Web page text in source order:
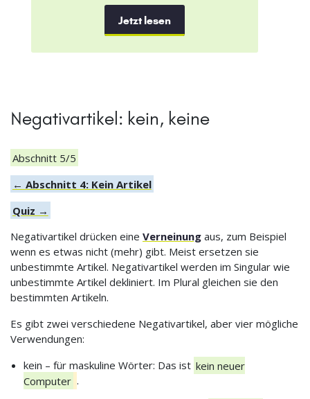
Jetzt lesen
Negativartikel: kein, keine
Abschnitt 5/5
← Abschnitt 4: Kein Artikel
Quiz →
Negativartikel drücken eine Verneinung aus, zum Beispiel
wenn es etwas nicht (mehr) gibt. Meist ersetzen sie
unbestimmte Artikel. Negativartikel werden im Singular wie
unbestimmte Artikel dekliniert. Im Plural gleichen sie den
bestimmten Artikeln.
Es gibt zwei verschiedene Negativartikel, aber vier mögliche
Verwendungen:
kein – für maskuline Wörter: Das ist kein neuer
Computer .